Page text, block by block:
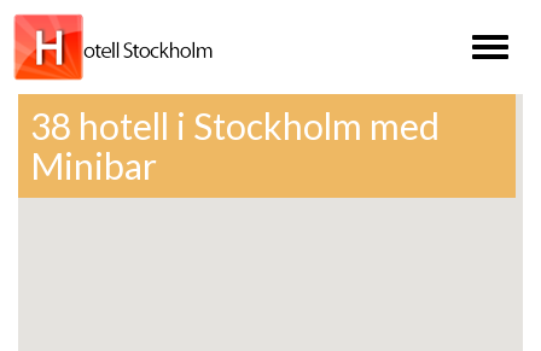
Toggle
38 hotell i Stockholm med
Minibar